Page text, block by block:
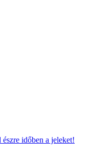
időben a jeleket!